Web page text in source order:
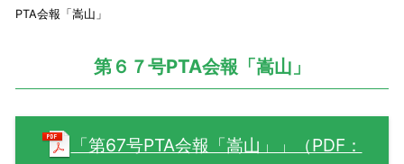
在
PTA会報「嵩山」
第６７号PTA会報「嵩山」
「第67号PTA会報「嵩山」」（PDF：